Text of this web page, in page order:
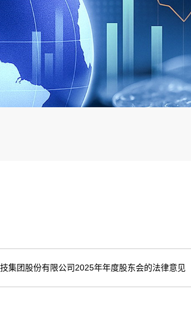
集团股份有限公司2025年年度股东会的法律意见